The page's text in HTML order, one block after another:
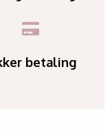
betaling